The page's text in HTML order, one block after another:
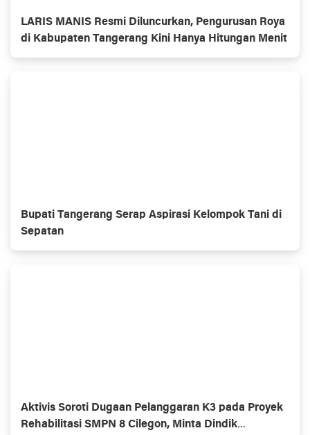
LARIS MANIS Resmi Diluncurkan, Pengurusan Roya
di Kabupaten Tangerang Kini Hanya Hitungan Menit
Bupati Tangerang Serap Aspirasi Kelompok Tani di
Sepatan
Aktivis Soroti Dugaan Pelanggaran K3 pada Proyek
Rehabilitasi SMPN 8 Cilegon, Minta Dindik